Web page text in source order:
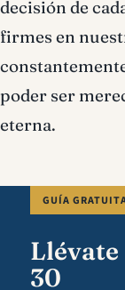
decisión de
firmes en
poder ser
eterna.
GUÍA
Llévate
30